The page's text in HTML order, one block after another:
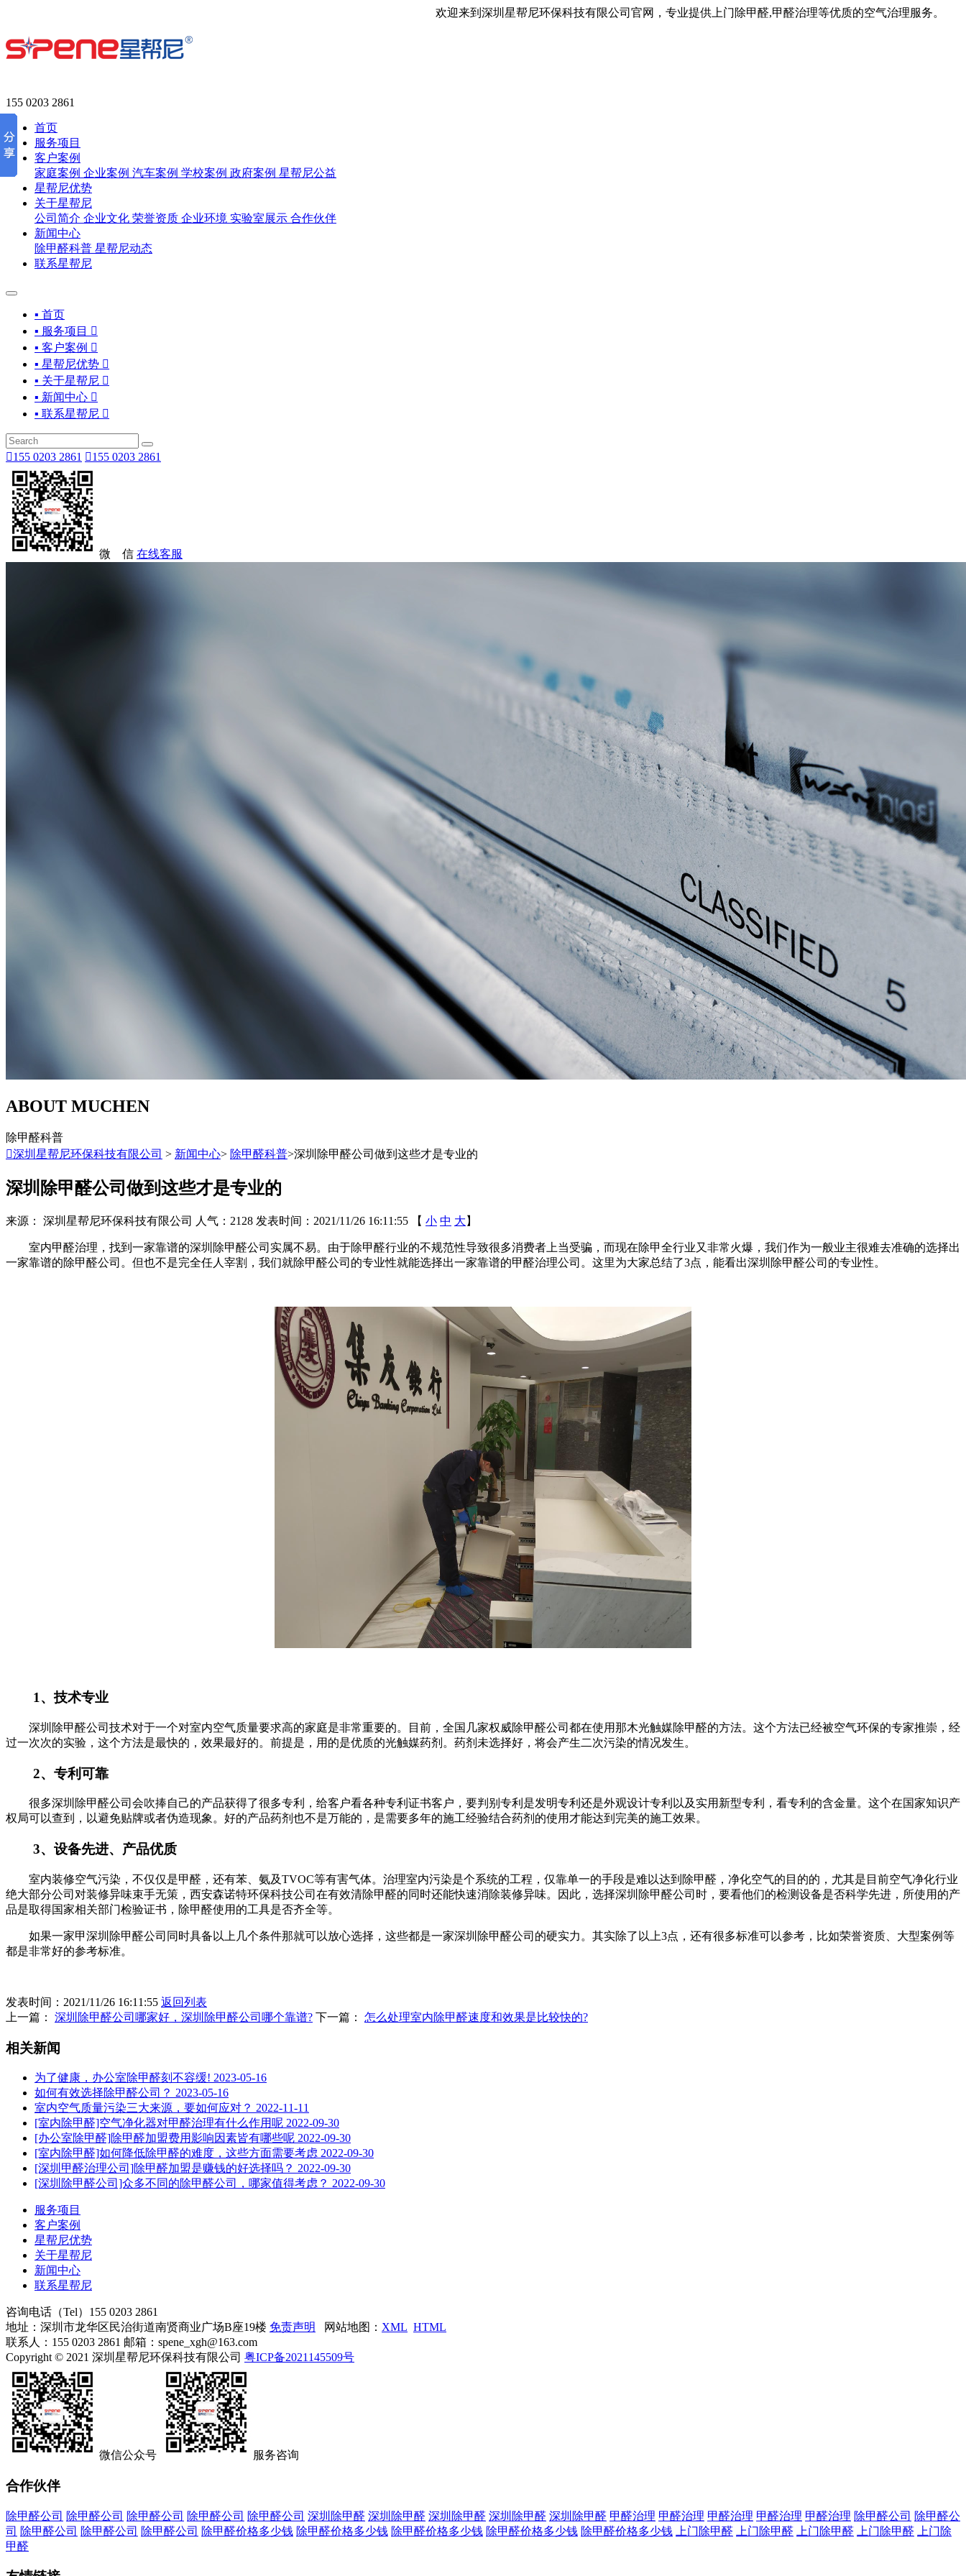
欢迎来到深圳星帮尼环保科技有限公司官网，专业提供上门除甲醛,甲醛治理等优质的空气治理服务。
155 0203 2861
首页
服务项目
客户案例
家庭案例 企业案例 汽车案例 学校案例 政府案例 星帮尼公益
星帮尼优势
关于星帮尼
公司简介 企业文化 荣誉资质 企业环境 实验室展示 合作伙伴
新闻中心
除甲醛科普 星帮尼动态
联系星帮尼
▪ 首页
▪ 服务项目 
▪ 客户案例 
▪ 星帮尼优势 
▪ 关于星帮尼 
▪ 新闻中心 
▪ 联系星帮尼 
155 0203 2861 155 0203 2861
微 信 在线客服
ABOUT MUCHEN
除甲醛科普
深圳星帮尼环保科技有限公司 > 新闻中心> 除甲醛科普>深圳除甲醛公司做到这些才是专业的
深圳除甲醛公司做到这些才是专业的
来源： 深圳星帮尼环保科技有限公司 人气：2128 发表时间：2021/11/26 16:11:55 【 小 中 大 】
室内甲醛治理，找到一家靠谱的深圳除甲醛公司实属不易。由于除甲醛行业的不规范性导致很多消费者上当受骗，而现在除甲全行业又非常火爆，我们作为一般业主很难去准确的选择出
一家靠谱的除甲醛公司。但也不是完全任人宰割，我们就除甲醛公司的专业性就能选择出一家靠谱的甲醛治理公司。这里为大家总结了3点，能看出深圳除甲醛公司的专业性。
1、技术专业
深圳除甲醛公司技术对于一个对室内空气质量要求高的家庭是非常重要的。目前，全国几家权威除甲醛公司都在使用那木光触媒除甲醛的方法。这个方法已经被空气环保的专家推崇，经
过一次次的实验，这个方法是最快的，效果最好的。前提是，用的是优质的光触媒药剂。药剂未选择好，将会产生二次污染的情况发生。
2、专利可靠
很多深圳除甲醛公司会吹捧自己的产品获得了很多专利，给客户看各种专利证书客户，要判别专利是发明专利还是外观设计专利以及实用新型专利，看专利的含金量。这个在国家知识产
权局可以查到，以避免贴牌或者伪造现象。好的产品药剂也不是万能的，是需要多年的施工经验结合药剂的使用才能达到完美的施工效果。
3、设备先进、产品优质
室内装修空气污染，不仅仅是甲醛，还有苯、氨及TVOC等有害气体。治理室内污染是个系统的工程，仅靠单一的手段是难以达到除甲醛，净化空气的目的的，尤其是目前空气净化行业
绝大部分公司对装修异味束手无策，西安森诺特环保科技公司在有效清除甲醛的同时还能快速消除装修异味。因此，选择深圳除甲醛公司时，要看他们的检测设备是否科学先进，所使用的产
品是取得国家相关部门检验证书，除甲醛使用的工具是否齐全等。
如果一家甲深圳除甲醛公司同时具备以上几个条件那就可以放心选择，这些都是一家深圳除甲醛公司的硬实力。其实除了以上3点，还有很多标准可以参考，比如荣誉资质、大型案例等
都是非常好的参考标准。
发表时间：2021/11/26 16:11:55 返回列表
上一篇： 深圳除甲醛公司哪家好，深圳除甲醛公司哪个靠谱? 下一篇： 怎么处理室内除甲醛速度和效果是比较快的?
相关新闻
为了健康，办公室除甲醛刻不容缓! 2023-05-16
如何有效选择除甲醛公司？ 2023-05-16
室内空气质量污染三大来源，要如何应对？ 2022-11-11
[室内除甲醛]空气净化器对甲醛治理有什么作用呢 2022-09-30
[办公室除甲醛]除甲醛加盟费用影响因素皆有哪些呢 2022-09-30
[室内除甲醛]如何降低除甲醛的难度，这些方面需要考虑 2022-09-30
[深圳甲醛治理公司]除甲醛加盟是赚钱的好选择吗？ 2022-09-30
[深圳除甲醛公司]众多不同的除甲醛公司，哪家值得考虑？ 2022-09-30
服务项目
客户案例
星帮尼优势
关于星帮尼
新闻中心
联系星帮尼
咨询电话（Tel） 155 0203 2861
地址：深圳市龙华区民治街道南贤商业广场B座19楼 免责声明 网站地图： XML HTML
联系人：155 0203 2861 邮箱：spene_xgh@163.com
Copyright © 2021 深圳星帮尼环保科技有限公司 粤ICP备2021145509号
微信公众号 服务咨询
合作伙伴
除甲醛公司 除甲醛公司 除甲醛公司 除甲醛公司 除甲醛公司 深圳除甲醛 深圳除甲醛 深圳除甲醛 深圳除甲醛 深圳除甲醛 甲醛治理 甲醛治理 甲醛治理 甲醛治理 甲醛治理 除甲醛公司 除甲醛公
司 除甲醛公司 除甲醛公司 除甲醛公司 除甲醛价格多少钱 除甲醛价格多少钱 除甲醛价格多少钱 除甲醛价格多少钱 除甲醛价格多少钱 上门除甲醛 上门除甲醛 上门除甲醛 上门除甲醛
上门除
甲醛